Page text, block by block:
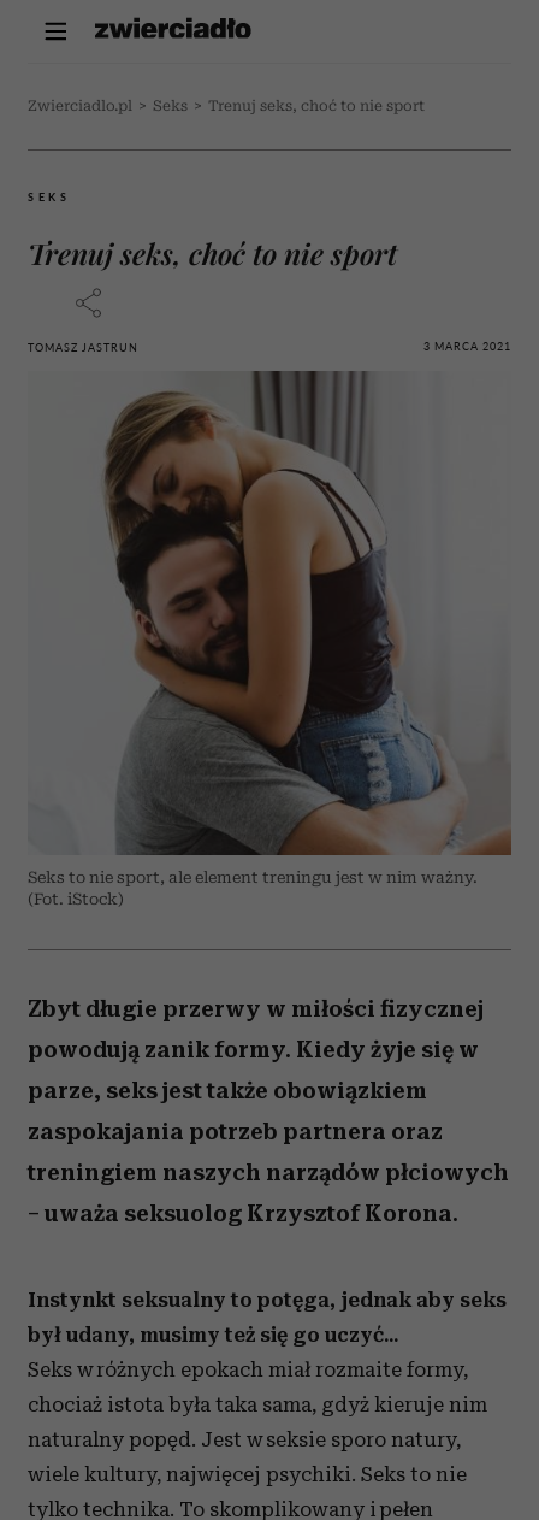
Zwierciadlo.pl > Seks > Trenuj seks, choć to nie sport
SEKS
Trenuj seks, choć to nie sport
TOMASZ JASTRUN 3 MARCA 2021
Seks to nie sport, ale element treningu jest w nim ważny.
(Fot. iStock)
Zbyt długie przerwy w miłości fizycznej
powodują zanik formy. Kiedy żyje się w
parze, seks jest także obowiązkiem
zaspokajania potrzeb partnera oraz
treningiem naszych narządów płciowych
– uważa seksuolog Krzysztof Korona.
Instynkt seksualny to potęga, jednak aby seks
był udany, musimy też się go uczyć...
Seks w różnych epokach miał rozmaite formy,
chociaż istota była taka sama, gdyż kieruje nim
naturalny popęd. Jest w seksie sporo natury,
wiele kultury, najwięcej psychiki. Seks to nie
tylko technika. To skomplikowany i pełen